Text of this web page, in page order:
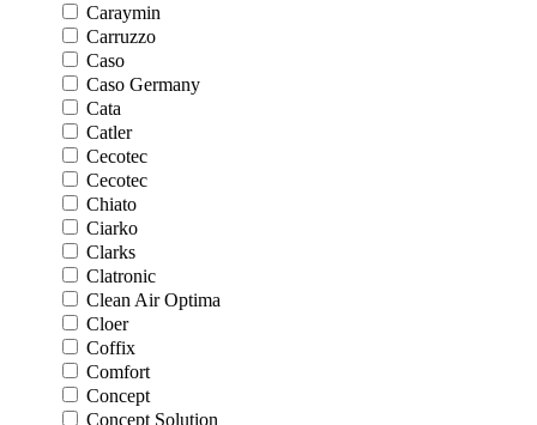
Caraymin
Carruzzo
Caso
Caso Germany
Cata
Catler
Cecotec
Cecotec
Chiato
Ciarko
Clarks
Clatronic
Clean Air Optima
Cloer
Coffix
Comfort
Concept
Concept Solution